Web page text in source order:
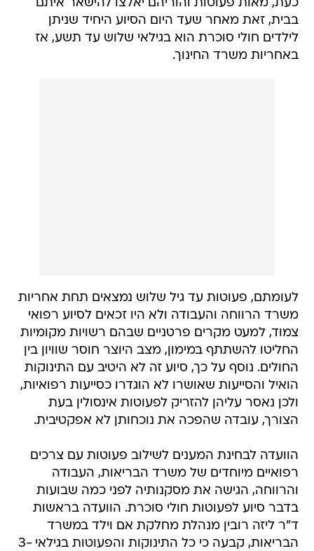
כעת, מאות פעוטות והוריהם יאלצו להישאר איתם
בבית, זאת מאחר שעד היום הסיוע היחיד שניתן
לילדים חולי סוכרת הוא בגילאי שלוש עד תשע, אז
באחריות משרד החינוך.
לעומתם, פעוטות עד גיל שלוש נמצאים תחת אחריות
משרד הרווחה והעבודה ולא היו זכאים לסיוע רפואי
צמוד, למעט מקרים פרטניים שבהם רשויות מקומיות
החליטו להשתתף במימון, מצב היוצר חוסר שוויון בין
החולים. נוסף על כך, סיוע זה לא היטיב עם התינוקות
הואיל והסייעות שאושרו לא הוגדרו כסייעות רפואיות,
ולכן נאסר עליהן להזריק לפעוטות אינסולין בעת
הצורך, עובדה שהפכה את נוכחותן לא אפקטיבית.
הוועדה לבחינת המענים לשילוב פעוטות עם צרכים
רפואיים מיוחדים של משרד הבריאות, העבודה
והרווחה, הגישה את מסקנותיה לפני כמה שבועות
בדבר סיוע לפעוטות חולי סוכרת. הוועדה בראשות
ד"ר ליזה רובין מנהלת מחלקת אם וילד במשרד
הבריאות, קבעה כי כל התינוקות והפעוטות בגילאי 3-